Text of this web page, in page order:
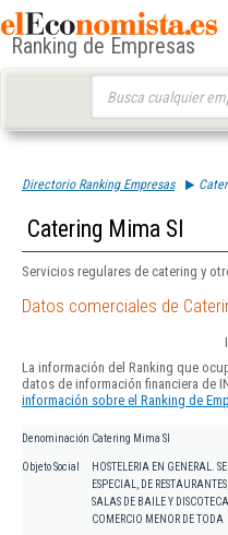
Ranking de Empresas
Directorio Ranking Empresas
Catering Mima Sl
Servicios regulares de catering y
Datos comerciales de
La información del Ranking que
datos de información financiera de
información sobre el Ranking de
Denominación Catering Mima Sl
Objeto Social
HOSTELERIA EN GENERAL.
ESPECIAL, DE
SALAS DE BAILE Y
COMERCIO MENOR DE TODA